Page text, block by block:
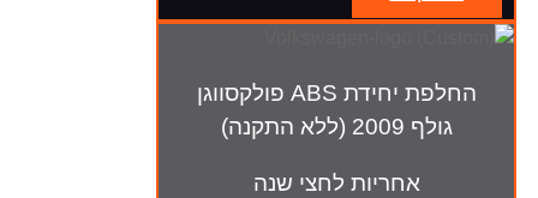
החלפת יחידת ABS פולקסווגן
גולף 2009 (ללא התקנה)
אחריות לחצי שנה